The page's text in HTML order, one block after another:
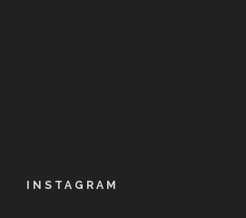
INSTAGRAM